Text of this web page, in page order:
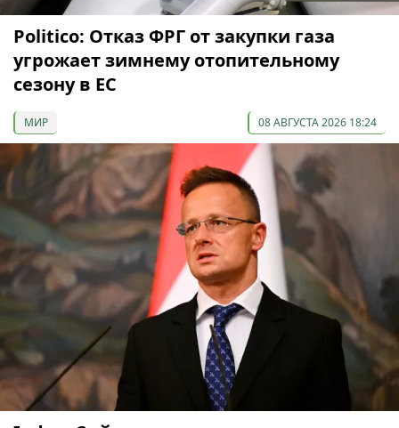
Politico: Отказ ФРГ от закупки газа
угрожает зимнему отопительному
сезону в ЕС
МИР 08 АВГУСТА 2026 18:24